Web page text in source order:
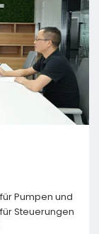
Pumpen und
Steuerungen